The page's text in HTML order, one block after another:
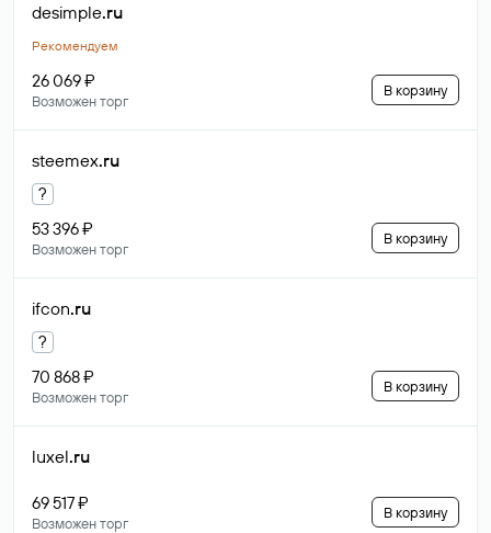
desimple.ru
Рекомендуем
26 069 ₽
Возможен торг
В корзину
steemex.ru
?
53 396 ₽
Возможен торг
В корзину
ifcon.ru
?
70 868 ₽
Возможен торг
В корзину
luxel.ru
69 517 ₽
Возможен торг
В корзину